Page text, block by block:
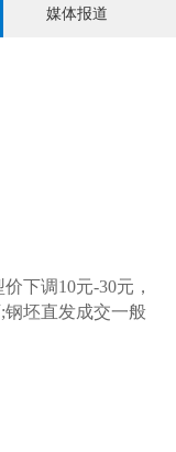
媒体报道
下调10元-30元，
坯直发成交一般